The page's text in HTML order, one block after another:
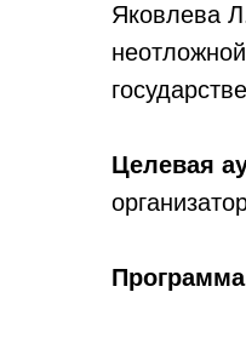
Яковлева
Целевая